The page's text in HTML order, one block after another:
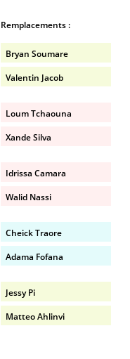
Remplacements :
Bryan Soumare
Valentin Jacob
Loum Tchaouna
Xande Silva
Idrissa Camara
Walid Nassi
Cheick Traore
Adama Fofana
Jessy Pi
Matteo Ahlinvi